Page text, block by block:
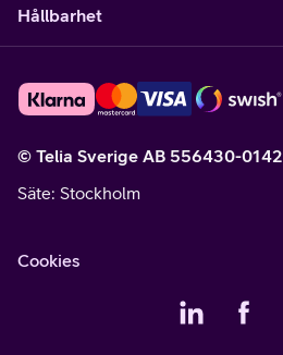
Hållbarhet
© Telia Sverige AB 556430-0142
Säte: Stockholm
Cookies